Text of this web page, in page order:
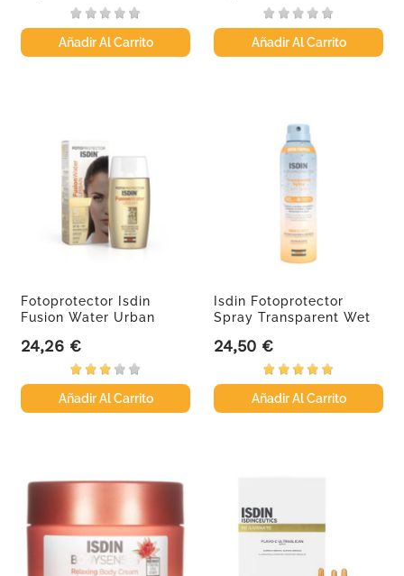
Añadir Al Carrito Añadir Al Carrito
Fotoprotector Isdin
Fusion Water Urban
Precio
24,26 €
Añadir Al Carrito
Isdin Fotoprotector
Spray Transparent Wet
Precio
24,50 €
Añadir Al Carrito